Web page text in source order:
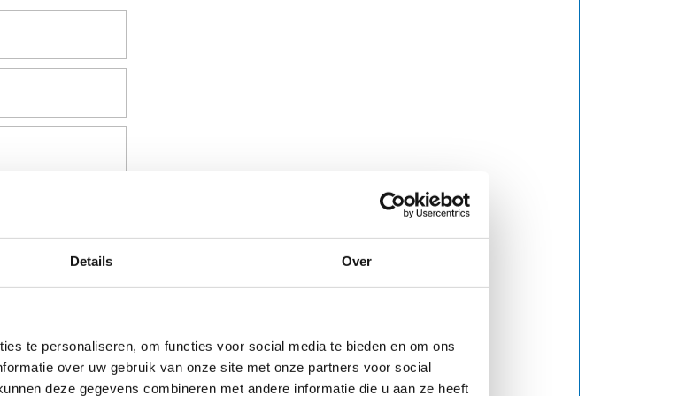
Details Over
te personaliseren, om functies voor social media te bieden en om ons
over uw gebruik van onze site met onze partners voor social
deze gegevens combineren met andere informatie die u aan ze heeft
FriendlyCaptcha ⇗